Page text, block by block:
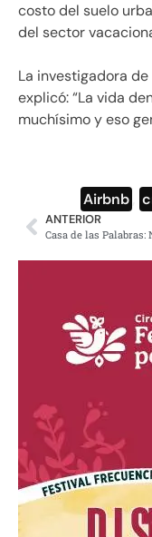
costo del suelo
del sector
La investigadora
explicó: “La vida
muchísimo y eso
Airbnb
ANTERIOR